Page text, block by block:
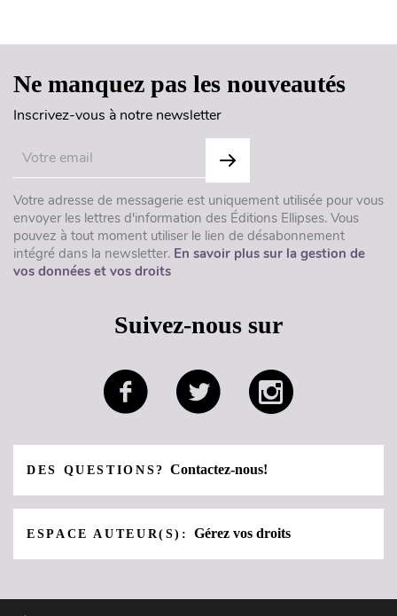
Ne manquez pas les nouveautés
Inscrivez-vous à notre newsletter
Votre adresse de messagerie est uniquement utilisée pour vous
envoyer les lettres d'information des Éditions Ellipses. Vous
pouvez à tout moment utiliser le lien de désabonnement
intégré dans la newsletter. En savoir plus sur la gestion de
vos données et vos droits
Suivez-nous sur
DES QUESTIONS?Contactez-nous!
ESPACE AUTEUR(S):Gérez vos droits